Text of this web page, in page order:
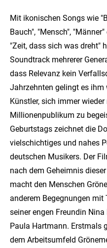
Mit ikonischen Songs wie
Bauch", "Mensch",
"Zeit, dass sich was dreht"
Soundtrack mehrerer
dass Relevanz kein
Jahrzehnten gelingt es ihm
Künstler, sich immer
Millionenpublikum zu
Geburtstags zeichnet die
vielschichtiges und nahes
deutschen Musikers. Der
nach dem Geheimnis
macht den Menschen
anderem Begegnungen mit
seiner engen Freundin
Paula Hartmann. Erstmals
dem Arbeitsumfeld